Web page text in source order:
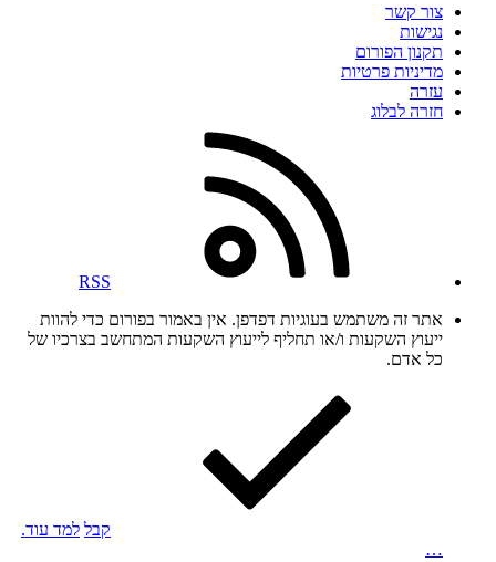
צור קשר
נגישות
תקנון הפורום
מדיניות פרטיות
עזרה
חזרה לבלוג
RSS
אתר זה משתמש בעוגיות דפדפן. אין באמור בפורום כדי להוות
ייעוץ השקעות ו/או תחליף לייעוץ השקעות המתחשב בצרכיו של
כל אדם.
קבל למד עוד.
…